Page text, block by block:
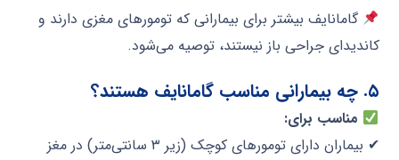
گامانایف بیشتر برای بیمارانی که تومورهای مغزی دارند و
کاندیدای جراحی باز نیستند، توصیه می‌شود.
۵. چه بیمارانی مناسب گامانایف هستند؟
مناسب برای:
✔ بیماران دارای تومورهای کوچک (زیر ۳ سانتی‌متر) در مغز